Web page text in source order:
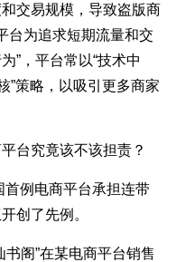
交易规模，导致盗版商
台为追求短期流量和交
”，平台常以“技术中
”策略，以吸引更多商家
台究竟该不该担责？
例电商平台承担连带
创了先例。
阁”在某电商平台销售